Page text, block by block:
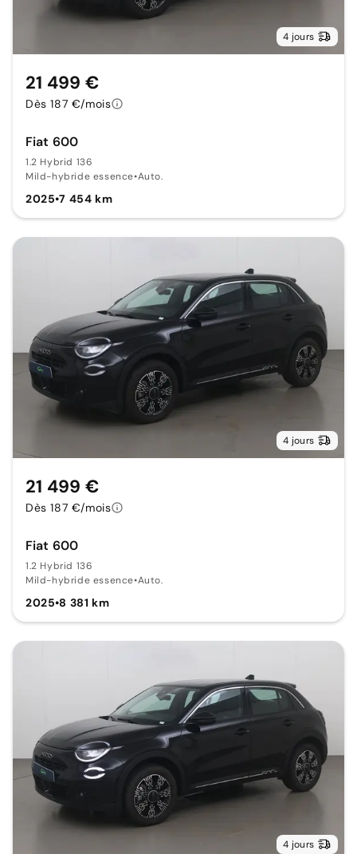
4 jours
Fiat 600
1.2 Hybrid 136
Mild-hybride essence•Auto.
2025•7 454 km
21 499 €
Dès 187 €/mois
4 jours
Fiat 600
1.2 Hybrid 136
Mild-hybride essence•Auto.
2025•8 381 km
21 499 €
Dès 187 €/mois
4 jours